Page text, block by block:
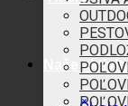
Naše